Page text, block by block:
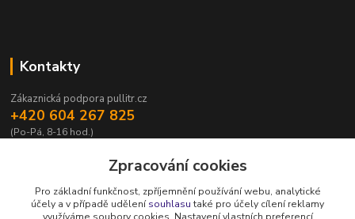
Kontakty
Zákaznická podpora pullitr.cz
+420 604 267 825
(Po-Pá, 8-16 hod.)
Zpracování cookies
Pro základní funkčnost, zpříjemnění používání webu, analytické
účely a v případě udělenísouhlasutaké pro účely cílení reklamy